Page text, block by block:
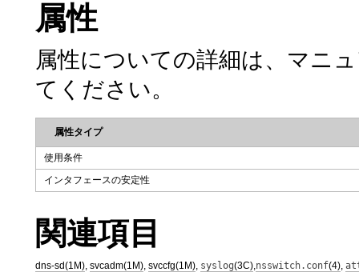
属性
属性についての詳細は、マニ
てください。
属性タイプ
使用条件
インタフェースの安定性
関連項目
dns-sd(1M), svcadm(1M), svccfg(1M), syslog(3C),nsswitch.conf(4),